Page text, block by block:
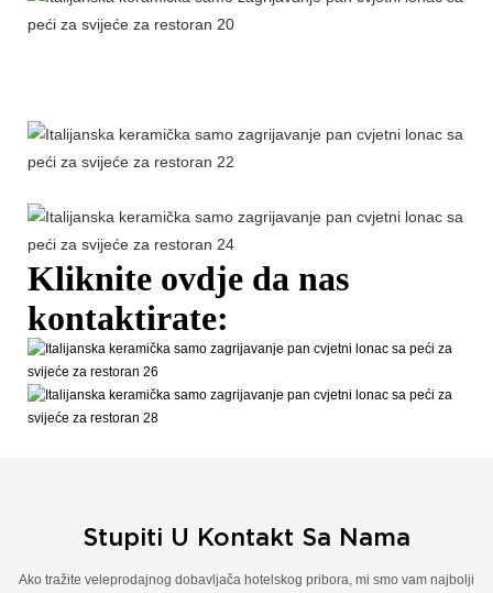
Kliknite ovdje da nas
kontaktirate:
Stupiti U Kontakt Sa Nama
Ako tražite veleprodajnog dobavljača hotelskog pribora, mi smo vam najbolji